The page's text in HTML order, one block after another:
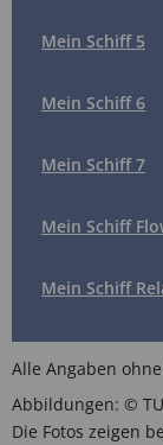
Mein Schiff 5
Mein Schiff 6
Mein Schiff 7
Mein Schiff
Mein Schiff
Alle Angaben
Abbildungen: ©
Die Fotos zeigen